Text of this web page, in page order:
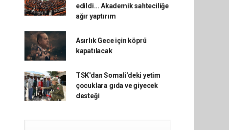
edildi... Akademik sahteciliğe
ağır yaptırım
Asırlık Gece için köprü
kapatılacak
TSK'dan Somali'deki yetim
çocuklara gıda ve giyecek
desteği